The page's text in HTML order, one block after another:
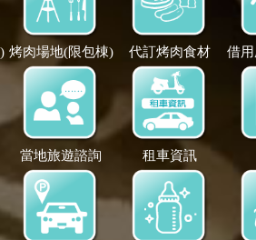
烤肉場地(限包棟) 代訂烤肉食材 借
當地旅遊諮詢 租車資訊